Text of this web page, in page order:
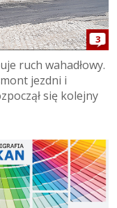
3
ruch wahadłowy.
jezdni i
się kolejny